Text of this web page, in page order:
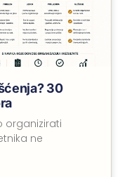
30
organizirati
ne